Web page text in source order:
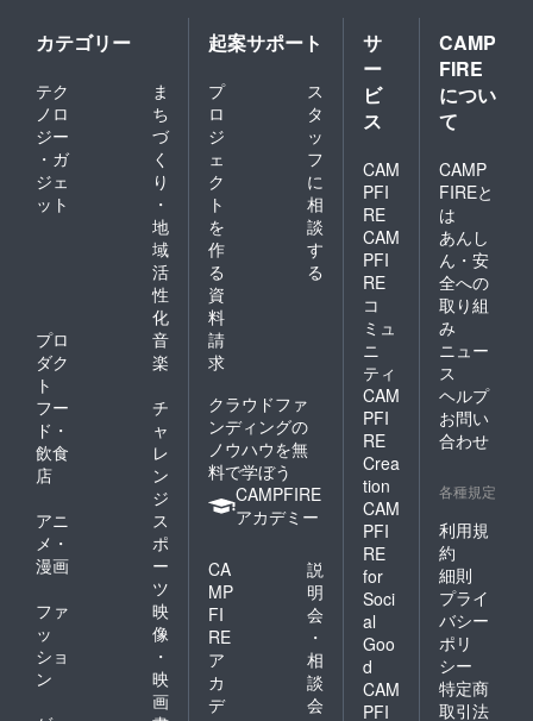
地：京
都府和
束町 保
法：高
温多湿
は避け
はお早
めにお
飲みく
ださい
カテゴリー
テク
ノロ
ジー
・ガ
ジェ
ット
ま
ち
づ
く
り
・
地
域
活
性
化
プロ
ダク
ト
音
楽
フー
ド・
飲食
店
チ
ャ
レ
ン
ジ
アニ
メ・
漫画
ス
ポ
ー
ツ
ファ
ッ
ショ
ン
映
像
・
映
画
起案サポート
プ
ロ
ジ
ェ
ク
ト
を
作
る
ス
タ
ッ
フ
に
相
談
す
る
資
料
請
求
クラウドファ
ンディングの
ノウハウを無
料で学ぼう
CAMPFIRE
アカデミー
CA
MP
FI
RE
ア
カ
デ
説
明
会
・
相
談
会
サ
ー
ビ
ス
CAM
PFI
RE
CAM
PFI
RE
コ
ミュ
ニ
ティ
CAM
PFI
RE
Crea
tion
CAM
PFI
RE
for
Soci
al
Goo
d
CAM
PFI
CAMP
FIRE
につい
て
CAMP
FIREと
は
あんし
ん・安
全への
取り組
み
ニュー
ス
ヘルプ
お問い
合わせ
各種規定
利用規
約
細則
プライ
バシー
ポリ
シー
特定商
取引法